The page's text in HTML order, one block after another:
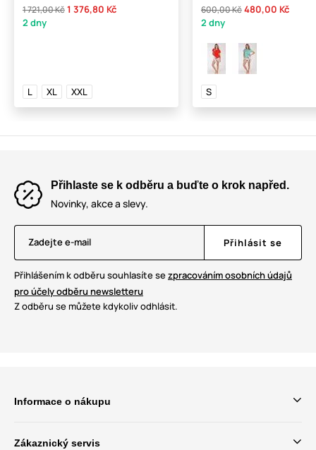
1 721,00 Kč1 376,80 Kč
2 dny
L XL XXL
600,00 Kč480,00 Kč
2 dny
S
Přihlaste se k odběru a buďte o krok napřed.
Novinky, akce a slevy.
Zadejte e-mail Přihlásit se
Přihlášením k odběru souhlasíte sezpracováním osobních údajů
pro účely odběru newsletteru
Z odběru se můžete kdykoliv odhlásit.
Informace o nákupu
Zákaznický servis